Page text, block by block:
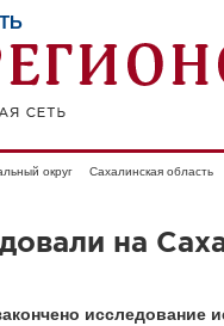
округ Сахалинская область
на
исследование